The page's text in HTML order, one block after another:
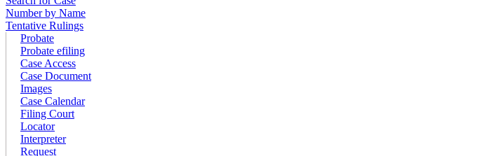
Number by Name
Tentative Rulings
Probate
Probate efiling
Case Access
Case Document
Images
Case Calendar
Filing Court
Locator
Interpreter
Request